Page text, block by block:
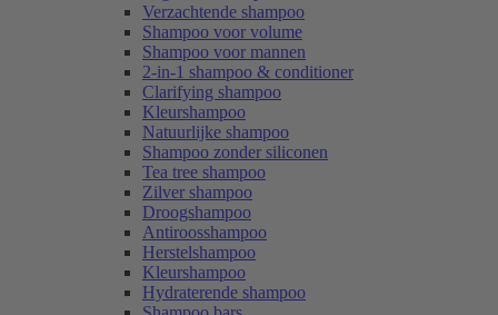
Verzachtende shampoo
Shampoo voor volume
Shampoo voor mannen
2-in-1 shampoo & conditioner
Clarifying shampoo
Kleurshampoo
Natuurlijke shampoo
Shampoo zonder siliconen
Tea tree shampoo
Zilver shampoo
Droogshampoo
Antiroosshampoo
Herstelshampoo
Kleurshampoo
Hydraterende shampoo